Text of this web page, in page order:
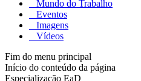
Mundo do Trabalho
Eventos
Imagens
Vídeos
Fim do menu principal
Início do conteúdo da página
Especialização EaD